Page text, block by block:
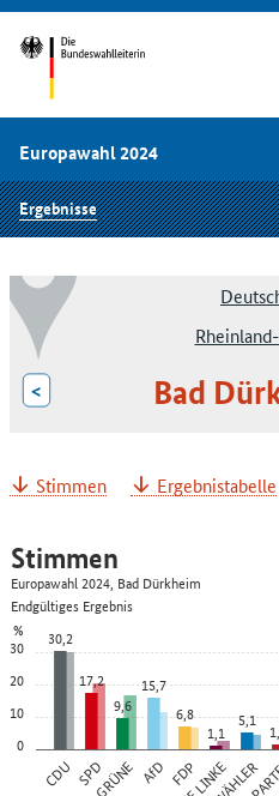
Europawahl 2024
Ergebnisse
< Bad
Stimmen Ergebnistabelle
0
10
20
30
%
CDU SPDGRÜNE AfD FDP
30,2
17,2
9,6
15,7
6,8
1,1
5,1
Stimmen
Europawahl 2024, Bad Dürkheim
Endgültiges Ergebnis